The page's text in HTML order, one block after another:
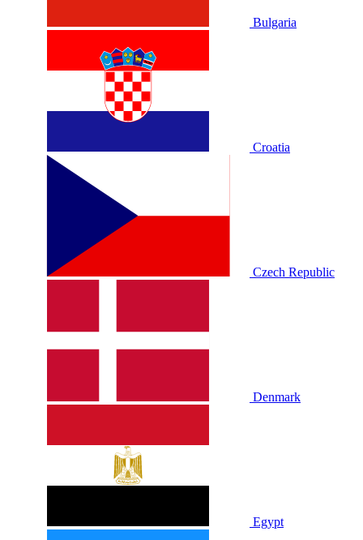
Bulgaria
Croatia
Czech Republic
Denmark
Egypt